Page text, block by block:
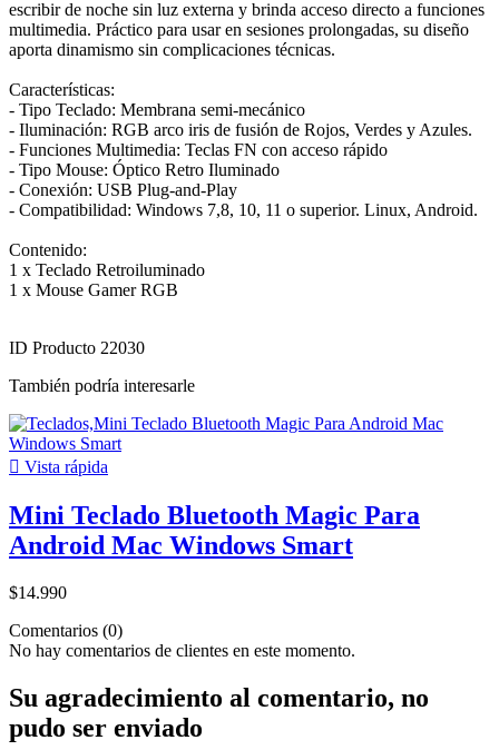
escribir de noche sin luz externa y brinda acceso directo a funciones
multimedia. Práctico para usar en sesiones prolongadas, su diseño
aporta dinamismo sin complicaciones técnicas.
Características:
- Tipo Teclado: Membrana semi‑mecánico
- Iluminación: RGB arco iris de fusión de Rojos, Verdes y Azules.
- Funciones Multimedia: Teclas FN con acceso rápido
- Tipo Mouse: Óptico Retro Iluminado
- Conexión: USB Plug‑and‑Play
- Compatibilidad: Windows 7,8, 10, 11 o superior. Linux, Android.
Contenido:
1 x Teclado Retroiluminado
1 x Mouse Gamer RGB
ID Producto 22030
También podría interesarle
 Vista rápida
Mini Teclado Bluetooth Magic Para
Android Mac Windows Smart
$14.990
Comentarios (0)
No hay comentarios de clientes en este momento.
Su agradecimiento al comentario, no
pudo ser enviado